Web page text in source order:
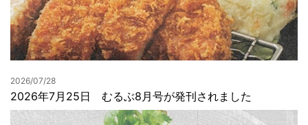
2026/07/28
2026年7月25日 むるぶ8月号が発刊されました